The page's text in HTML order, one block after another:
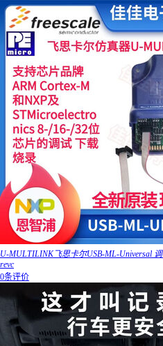
U-MULTILINK飞思卡尔USB-ML-Universal
revc
0条评价